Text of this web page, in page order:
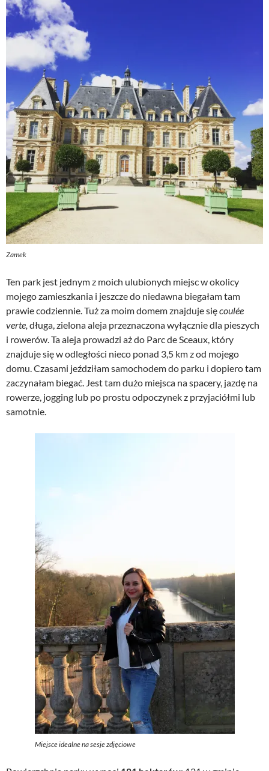
Zamek
Ten park jest jednym z moich ulubionych miejsc w okolicy
mojego zamieszkania i jeszcze do niedawna biegałam tam
prawie codziennie. Tuż za moim domem znajduje sięcoulée
verte, długa, zielona aleja przeznaczona wyłącznie dla pieszych
i rowerów. Ta aleja prowadzi aż do Parc de Sceaux, który
znajduje się w odległości nieco ponad 3,5 km z od mojego
domu. Czasami jeździłam samochodem do parku i dopiero tam
zaczynałam biegać. Jest tam dużo miejsca na spacery, jazdę na
rowerze, jogging lub po prostu odpoczynek z przyjaciółmi lub
samotnie.
Miejsce idealne na sesje zdjęciowe